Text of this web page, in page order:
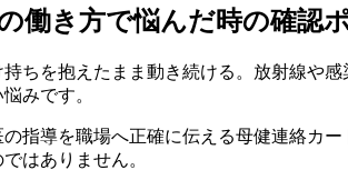
働き方で悩んだ時の確認
ちを抱えたまま動き続ける。放射線や
みです。
指導を職場へ正確に伝える母健連絡カ
はありません。